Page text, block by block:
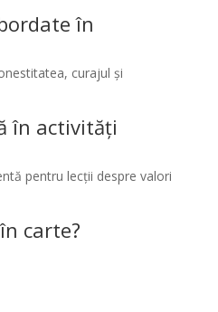
în
curajul și
în activități
pentru lecții despre valori
carte?